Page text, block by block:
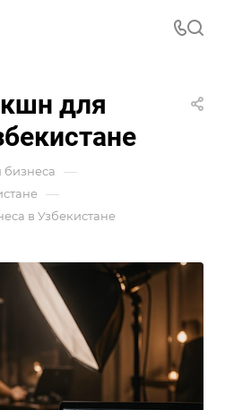
для
бизнеса —
—
в Узбекистане